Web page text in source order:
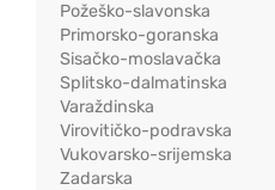
Požeško-slavonska
Primorsko-goranska
Sisačko-moslavačka
Splitsko-dalmatinska
Varaždinska
Virovitičko-podravska
Vukovarsko-srijemska
Zadarska